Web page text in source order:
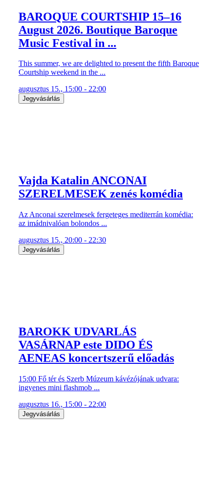
BAROQUE COURTSHIP 15–16
August 2026. Boutique Baroque
Music Festival in ...
This summer, we are delighted to present the fifth Baroque
Courtship weekend in the ...
augusztus 15., 15:00 - 22:00
Jegyvásárlás
Vajda Katalin ANCONAI
SZERELMESEK zenés komédia
Az Anconai szerelmesek fergeteges mediterrán komédia:
az imádnivalóan bolondos ...
augusztus 15., 20:00 - 22:30
Jegyvásárlás
BAROKK UDVARLÁS
VASÁRNAP este DIDO ÉS
AENEAS koncertszerű előadás
15:00 Fő tér és Szerb Múzeum kávézójának udvara:
ingyenes mini flashmob ...
augusztus 16., 15:00 - 22:00
Jegyvásárlás